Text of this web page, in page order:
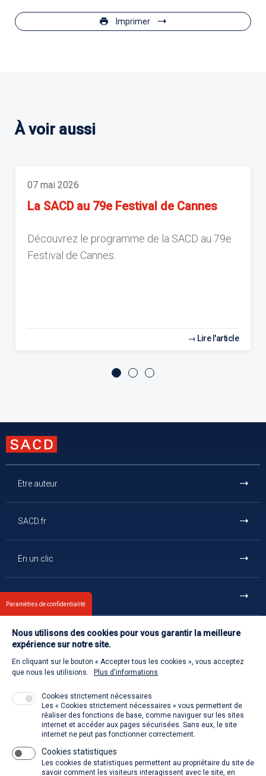
Imprimer
À voir aussi
07 mai 2026
La SACD au 79e Festival de Cannes
Découvrez le programme de la SACD au 79e
Festival de Cannes.
Lire l'article
Etre auteur
SACD.fr
En un clic
La SACD partout, quand vous voulez
Contact
Retour à l'accueil
Venir à la SACD
Paramètres de confidentialité
Nous utilisons des cookies pour vous garantir la meilleure
expérience sur notre site.
En cliquant sur le bouton « Accepter tous les cookies », vous acceptez
que nous les utilisions.
Plus d'informations
Cookies strictement nécessaires
Les « Cookies strictement nécessaires » vous permettent de
réaliser des fonctions de base, comme naviguer sur les sites
internet et accéder aux pages sécurisées. Sans eux, le site
internet ne peut pas fonctionner correctement.
Cookies statistiques
Les cookies de statistiques permettent au propriétaire du site de
savoir comment les visiteurs interagissent avec le site, en